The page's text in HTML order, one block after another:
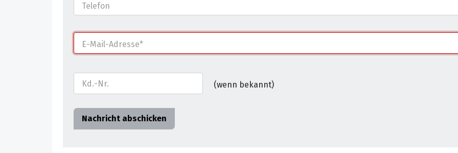
Telefon
E-Mail-Adresse
Kd.-Nr. (wenn bekannt)
Das Formular kann abgeschickt werden, wenn alle mit * markierten Felder ausgefüllt sind.